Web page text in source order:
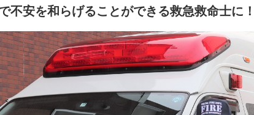
不安を和らげることができる救急救命士に！